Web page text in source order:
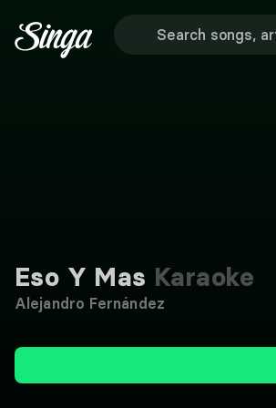
Eso Y Mas Karaoke
Alejandro Fernández